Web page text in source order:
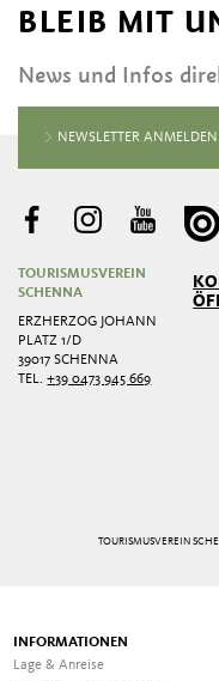
BLEIB MIT
News und Infos
NEWSLETTER ANMELDEN
TOURISMUSVEREIN
SCHENNA
ERZHERZOG JOHANN
PLATZ 1/D
39017 SCHENNA
TEL.+39 0473 945 669
TOURISMUSVEREIN
INFORMATIONEN
Lage & Anreise